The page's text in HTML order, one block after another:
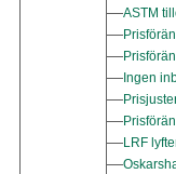
ASTM
Ingen
LRF